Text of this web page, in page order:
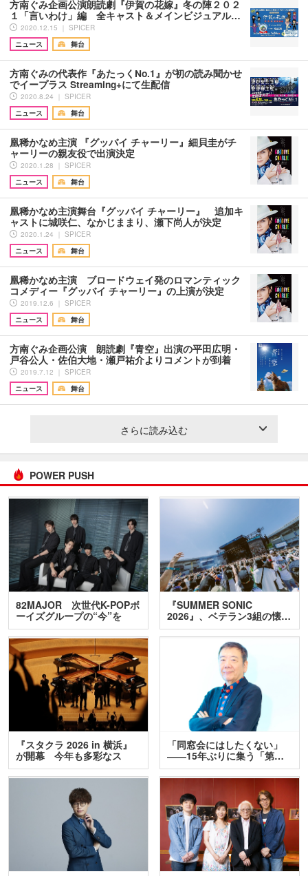
方南ぐみ企画公演朗読劇『伊賀の花嫁』冬の陣２０２
１「言いわけ」編 全キャスト＆メインビジュアル…
2020.12.15 ｜ SPICER
ニュース
舞台
方南ぐみの代表作『あたっくNo.1』が初の読み聞かせ
でイープラス Streaming+にて生配信
2020.8.24 ｜ SPICER
ニュース
舞台
凰稀かなめ主演 『グッバイ チャーリー』細貝圭がチ
ャーリーの親友役で出演決定
2020.1.28 ｜ SPICER
ニュース
舞台
凰稀かなめ主演舞台『グッバイ チャーリー』 追加キ
ャストに城咲仁、なかじままり、瀬下尚人が決定
2020.1.24 ｜ SPICER
ニュース
舞台
凰稀かなめ主演 ブロードウェイ発のロマンティック
コメディー『グッバイ チャーリー』の上演が決定
2019.12.6 ｜ SPICER
ニュース
舞台
方南ぐみ企画公演 朗読劇『青空』出演の平田広明・
戸谷公人・佐伯大地・瀬戸祐介よりコメントが到着
2019.7.12 ｜ SPICER
ニュース
舞台
さらに読み込む
POWER PUSH
82MAJOR 次世代K-POPボ
ーイズグループの“今”を
訊…
『SUMMER SONIC
2026』、ベテラン3組の懐…
『スタクラ 2026 in 横浜』
が開幕 今年も多彩なス
テ…
「同窓会にはしたくない」
――15年ぶりに集う「第…